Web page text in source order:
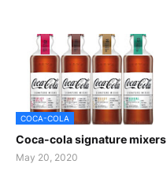
COCA-COLA
Coca-cola signature mixers
May 20, 2020